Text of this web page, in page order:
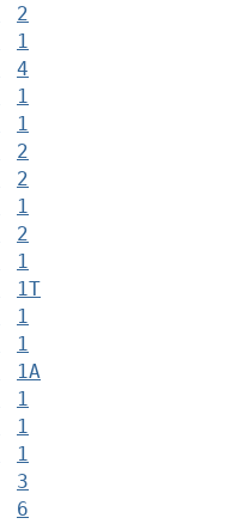
2
1
4
1
1
2
2
1
2
1
1Т
1
1
1А
1
1
1
3
6